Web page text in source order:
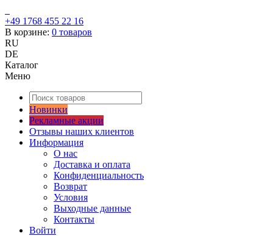
+49 1768 455 22 16
В корзине: 0 товаров
RU
DE
Каталог
Меню
Новинки
Рекламные акции
Отзывы наших клиентов
Информация
О нас
Доставка и оплата
Конфиденциальность
Возврат
Условия
Выходные данные
Контакты
Войти